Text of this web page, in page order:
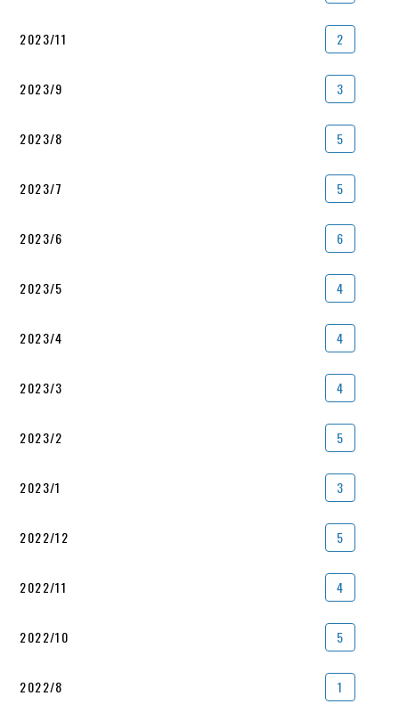
2023/11 2
2023/9 3
2023/8 5
2023/7 5
2023/6 6
2023/5 4
2023/4 4
2023/3 4
2023/2 5
2023/1 3
2022/12 5
2022/11 4
2022/10 5
2022/8 1